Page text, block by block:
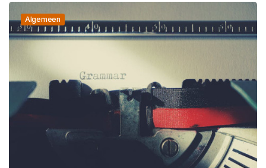
Algemeen